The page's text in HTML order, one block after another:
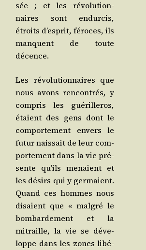
sée ; et les révo­lu­tion­
naires sont endur­cis,
étroits d’esprit, féroces, ils
manquent de toute
décence.
Les révo­lu­tion­naires que
nous avons ren­con­trés, y
com­pris les gué­rille­ros,
étaient des gens dont le
com­por­te­ment envers le
futur nais­sait de leur com­
por­te­ment dans la vie pré­
sente qu’ils menaient et
les dési­rs qui y ger­maient.
Quand ces hommes nous
disaient que « mal­gré le
bom­bar­de­ment et la
mitraille, la vie se déve­
loppe dans les zones libé­